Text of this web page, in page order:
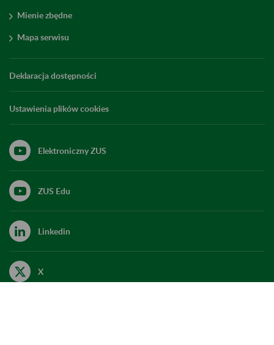
Mienie zbędne
Mapa serwisu
Deklaracja dostępności
Ustawienia plików cookies
Elektroniczny ZUS
ZUS Edu
Linkedin
X